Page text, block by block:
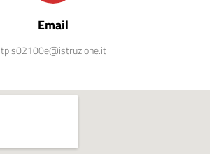
Email
tpis02100e@istruzione.it